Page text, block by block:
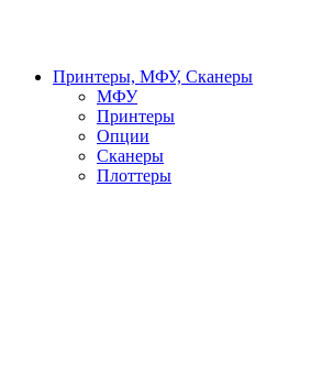
Принтеры, МФУ, Сканеры
МФУ
Принтеры
Опции
Сканеры
Плоттеры